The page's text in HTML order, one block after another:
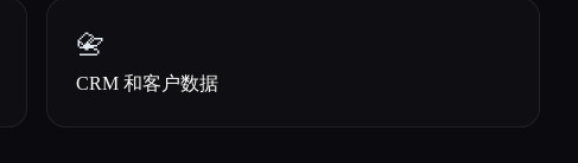
📇
CRM 和客户数据